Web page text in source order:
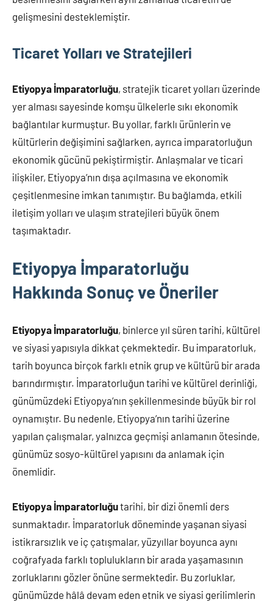
gelişmesini desteklemiştir.
Ticaret Yolları ve Stratejileri
Etiyopya İmparatorluğu, stratejik ticaret yolları üzerinde
yer alması sayesinde komşu ülkelerle sıkı ekonomik
bağlantılar kurmuştur. Bu yollar, farklı ürünlerin ve
kültürlerin değişimini sağlarken, ayrıca imparatorluğun
ekonomik gücünü pekiştirmiştir. Anlaşmalar ve ticari
ilişkiler, Etiyopya’nın dışa açılmasına ve ekonomik
çeşitlenmesine imkan tanımıştır. Bu bağlamda, etkili
iletişim yolları ve ulaşım stratejileri büyük önem
taşımaktadır.
Etiyopya İmparatorluğu
Hakkında Sonuç ve Öneriler
Etiyopya İmparatorluğu, binlerce yıl süren tarihi, kültürel
ve siyasi yapısıyla dikkat çekmektedir. Bu imparatorluk,
tarih boyunca birçok farklı etnik grup ve kültürü bir arada
barındırmıştır. İmparatorluğun tarihi ve kültürel derinliği,
günümüzdeki Etiyopya’nın şekillenmesinde büyük bir rol
oynamıştır. Bu nedenle, Etiyopya’nın tarihi üzerine
yapılan çalışmalar, yalnızca geçmişi anlamanın ötesinde,
günümüz sosyo-kültürel yapısını da anlamak için
önemlidir.
Etiyopya İmparatorluğutarihi, bir dizi önemli ders
sunmaktadır. İmparatorluk döneminde yaşanan siyasi
istikrarsızlık ve iç çatışmalar, yüzyıllar boyunca aynı
coğrafyada farklı toplulukların bir arada yaşamasının
zorluklarını gözler önüne sermektedir. Bu zorluklar,
günümüzde hâlâ devam eden etnik ve siyasi gerilimlerin